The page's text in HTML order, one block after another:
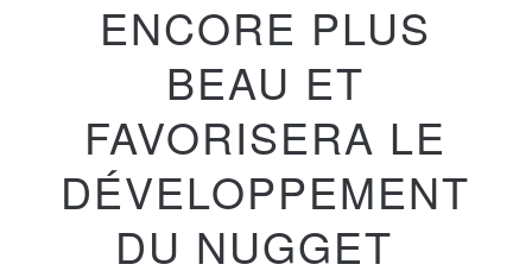
ENCORE PLUS
BEAU ET
FAVORISERA LE
DÉVELOPPEMENT
DU NUGGET